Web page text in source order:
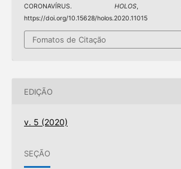
CORONAVÍRUS.HOLOS
https://doi.org/10.15628/holos.2020.11015
Fomatos de Citação
EDIÇÃO
v. 5 (2020)
SEÇÃO